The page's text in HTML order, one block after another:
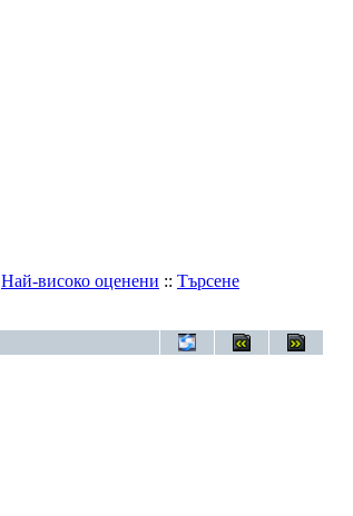
Най-високо оценени :: Търсене